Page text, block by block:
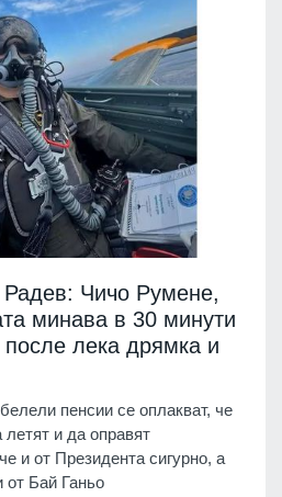
Чичо Румене,
минава в 30 минути
лека дрямка и
пенсии се оплакват, че
летят и да оправят
и от Президента сигурно, а
от Бай Ганьо